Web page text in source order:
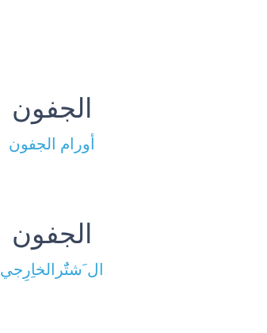
الجفون
أورام الجفون
الجفون
ال َشتٌَرالخاِرِجي